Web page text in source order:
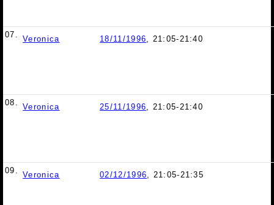
07. Veronica 18/11/1996, 21:05-21:40
08. Veronica 25/11/1996, 21:05-21:40
09. Veronica 02/12/1996, 21:05-21:35